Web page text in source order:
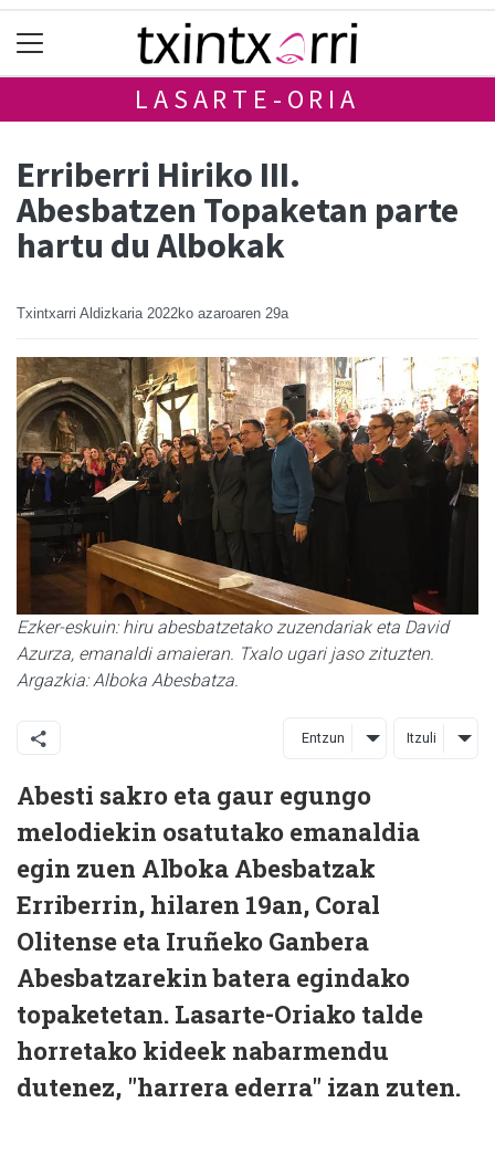
LASARTE-ORIA
Erriberri Hiriko III.
Abesbatzen Topaketan parte
hartu du Albokak
Txintxarri Aldizkaria 2022ko azaroaren 29a
Ezker-eskuin: hiru abesbatzetako zuzendariak eta David
Azurza, emanaldi amaieran. Txalo ugari jaso zituzten.
Argazkia: Alboka Abesbatza.
Entzun Itzuli
Abesti sakro eta gaur egungo
melodiekin osatutako emanaldia
egin zuen Alboka Abesbatzak
Erriberrin, hilaren 19an, Coral
Olitense eta Iruñeko Ganbera
Abesbatzarekin batera egindako
topaketetan. Lasarte-Oriako talde
horretako kideek nabarmendu
dutenez, "harrera ederra" izan zuten.